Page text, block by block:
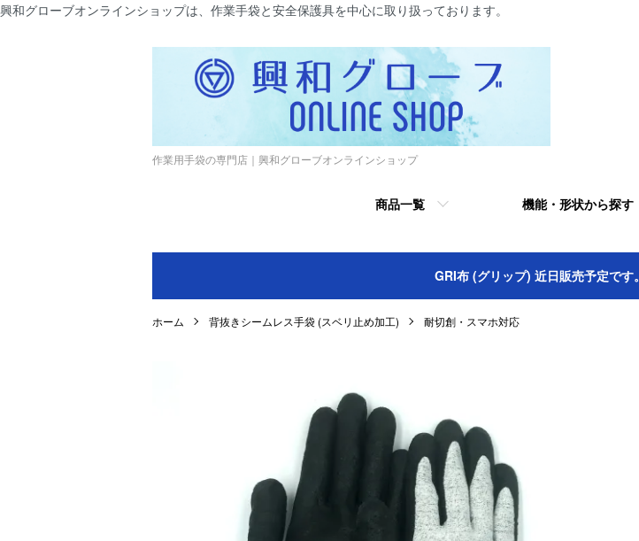
興和グローブオンラインショップは、作業手袋と安全保護具を中心に取り扱っております。
作業用手袋の専門店｜興和グローブオンラインショップ
商品一覧 機能・形状から探す
GRI布 (グリップ) 近日販売予定です。
ホーム 背抜きシームレス手袋 (スベリ止め加工) 耐切創・スマホ対応